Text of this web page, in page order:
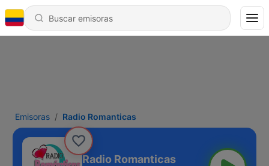
Emisoras Radio Romanticas
Radio Romanticas